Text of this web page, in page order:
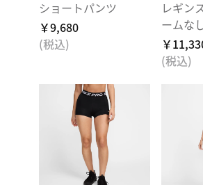
ショートパンツ
￥9,680
(税込)
レギン
ームな
￥
(税込)